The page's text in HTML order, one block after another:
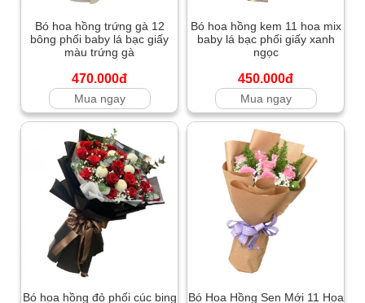
Bó hoa hồng trứng gà 12
bông phối baby lá bạc giấy
màu trứng gà
470.000đ
Mua ngay
Bó hoa hồng kem 11 hoa mix
baby lá bạc phối giấy xanh
ngọc
450.000đ
Mua ngay
Bó hoa hồng đỏ phối cúc bing
Bó Hoa Hồng Sen Mới 11 Hoa